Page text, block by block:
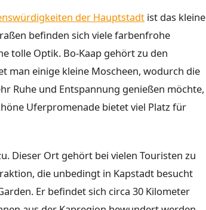
der Hauptstadt ist das kleine
befinden sich viele farbenfrohe
tolle Optik. Bo-Kaap gehört zu den
man einige kleine Moscheen, wodurch die
Ruhe und Entspannung genießen möchte,
Uferpromenade bietet viel Platz für
Dieser Ort gehört bei vielen Touristen zu
die unbedingt in Kapstadt besucht
Er befindet sich circa 30 Kilometer